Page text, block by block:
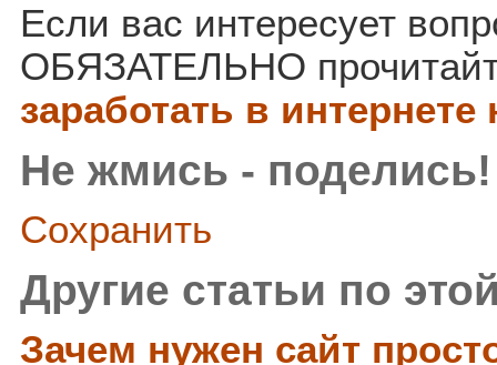
Если вас интересует
ОБЯЗАТЕЛЬНО
заработать в интернете
Не жмись - поделись!
Сохранить
Другие статьи по
Зачем нужен сайт